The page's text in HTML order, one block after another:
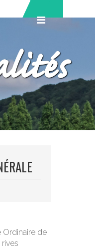
Ordinaire de